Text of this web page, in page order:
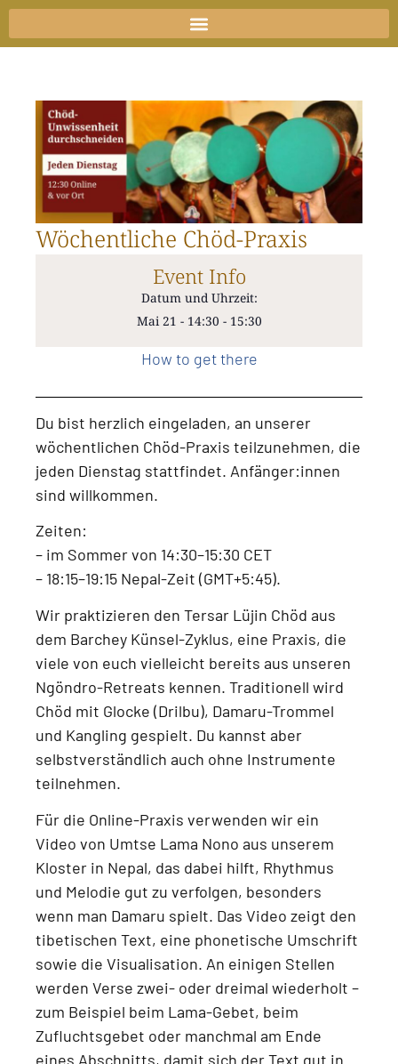
Zum
Inhalt
Wöchentliche Chöd-Praxis
Event Info
Datum und Uhrzeit:
Mai 21 - 14:30 - 15:30
How to get there
Du bist herzlich eingeladen, an unserer
wöchentlichen Chöd-Praxis teilzunehmen, die
jeden Dienstag stattfindet. Anfänger:innen
sind willkommen.
Zeiten:
– im Sommer von 14:30–15:30 CET
– 18:15–19:15 Nepal-Zeit (GMT+5:45).
Wir praktizieren den Tersar Lüjin Chöd aus
dem Barchey Künsel-Zyklus, eine Praxis, die
viele von euch vielleicht bereits aus unseren
Ngöndro-Retreats kennen. Traditionell wird
Chöd mit Glocke (Drilbu), Damaru-Trommel
und Kangling gespielt. Du kannst aber
selbstverständlich auch ohne Instrumente
teilnehmen.
Für die Online-Praxis verwenden wir ein
Video von Umtse Lama Nono aus unserem
Kloster in Nepal, das dabei hilft, Rhythmus
und Melodie gut zu verfolgen, besonders
wenn man Damaru spielt. Das Video zeigt den
tibetischen Text, eine phonetische Umschrift
sowie die Visualisation. An einigen Stellen
werden Verse zwei- oder dreimal wiederholt –
zum Beispiel beim Lama-Gebet, beim
Zufluchtsgebet oder manchmal am Ende
eines Abschnitts, damit sich der Text gut in